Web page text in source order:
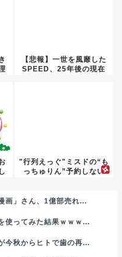
【悲報】一世を風靡した
SPEED、25年後の現在
"行列えっぐ"ミスドの“も
っちゅりん”予約しない
画」さん、1億部売れ...
使ってみた結果ｗｗｗ...
今秋からヒトで歯の再...